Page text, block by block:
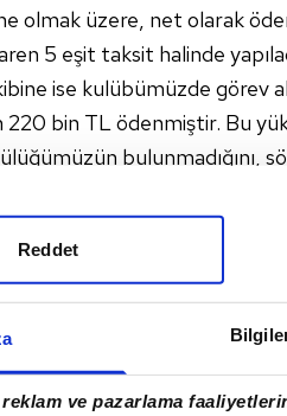
ve pazarlama
Reddet
olmak üzere, net olarak
5 eşit taksit halinde
ise kulübümüzde görev
bin TL ödenmiştir. Bu
bulunmadığını,
korunması adına
Denetim Kurulumuza
ilgili uyarılarımıza
ilgili "Sermaye Piyasası
denildi.
ARAT #BJK SPOR HABERI